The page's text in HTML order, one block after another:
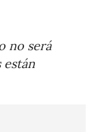
no será
están